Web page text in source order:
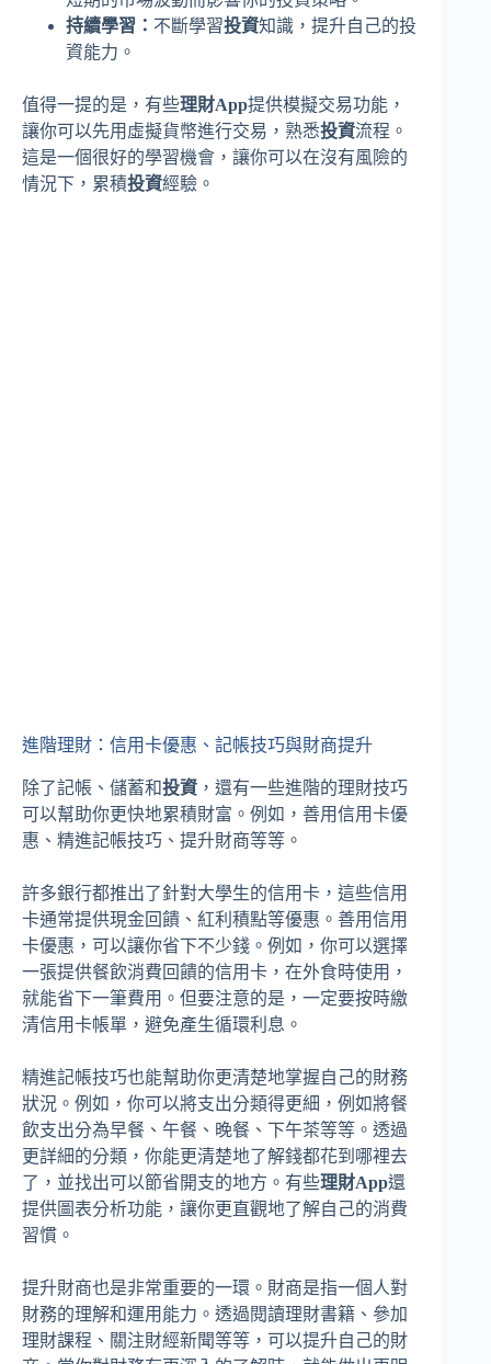
持續學習： 不斷學習投資知識，提升自己的投
資能力。
值得一提的是，有些理財App提供模擬交易功能，
讓你可以先用虛擬貨幣進行交易，熟悉投資流程。
這是一個很好的學習機會，讓你可以在沒有風險的
情況下，累積投資經驗。
進階理財：信用卡優惠、記帳技巧與財商提升
除了記帳、儲蓄和投資 ，還有一些進階的理財技巧
可以幫助你更快地累積財富。例如，善用信用卡優
惠、精進記帳技巧、提升財商等等。
許多銀行都推出了針對大學生的信用卡，這些信用
卡通常提供現金回饋、紅利積點等優惠。善用信用
卡優惠，可以讓你省下不少錢。例如，你可以選擇
一張提供餐飲消費回饋的信用卡，在外食時使用，
就能省下一筆費用。但要注意的是，一定要按時繳
清信用卡帳單，避免產生循環利息。
精進記帳技巧也能幫助你更清楚地掌握自己的財務
狀況。例如，你可以將支出分類得更細，例如將餐
飲支出分為早餐、午餐、晚餐、下午茶等等。透過
更詳細的分類，你能更清楚地了解錢都花到哪裡去
了，並找出可以節省開支的地方。有些理財App還
提供圖表分析功能，讓你更直觀地了解自己的消費
習慣。
提升財商也是非常重要的一環。財商是指一個人對
財務的理解和運用能力。透過閱讀理財書籍、參加
理財課程、關注財經新聞等等，可以提升自己的財